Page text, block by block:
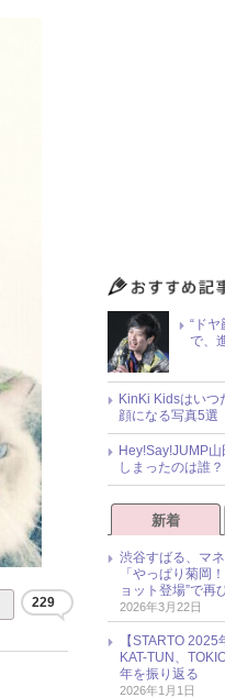
229
“ド
で、
KinKi Kidsはい
顔になる写真5選
Hey!Say!JUMP
しまったのは誰？
新着
渋谷すばる、マ
「やっぱり菊岡
ョット登場”で再
2026年3月22日
【STARTO
KAT-TUN、
年を振り返る
2026年1月1日